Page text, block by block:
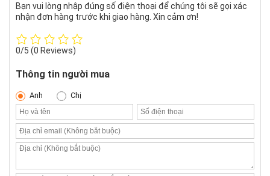
Bạn vui lòng nhập đúng số điện thoại để chúng tôi sẽ gọi xác
nhận đơn hàng trước khi giao hàng. Xin cảm ơn!
0/5 (0 Reviews)
Thông tin người mua
Anh Chị